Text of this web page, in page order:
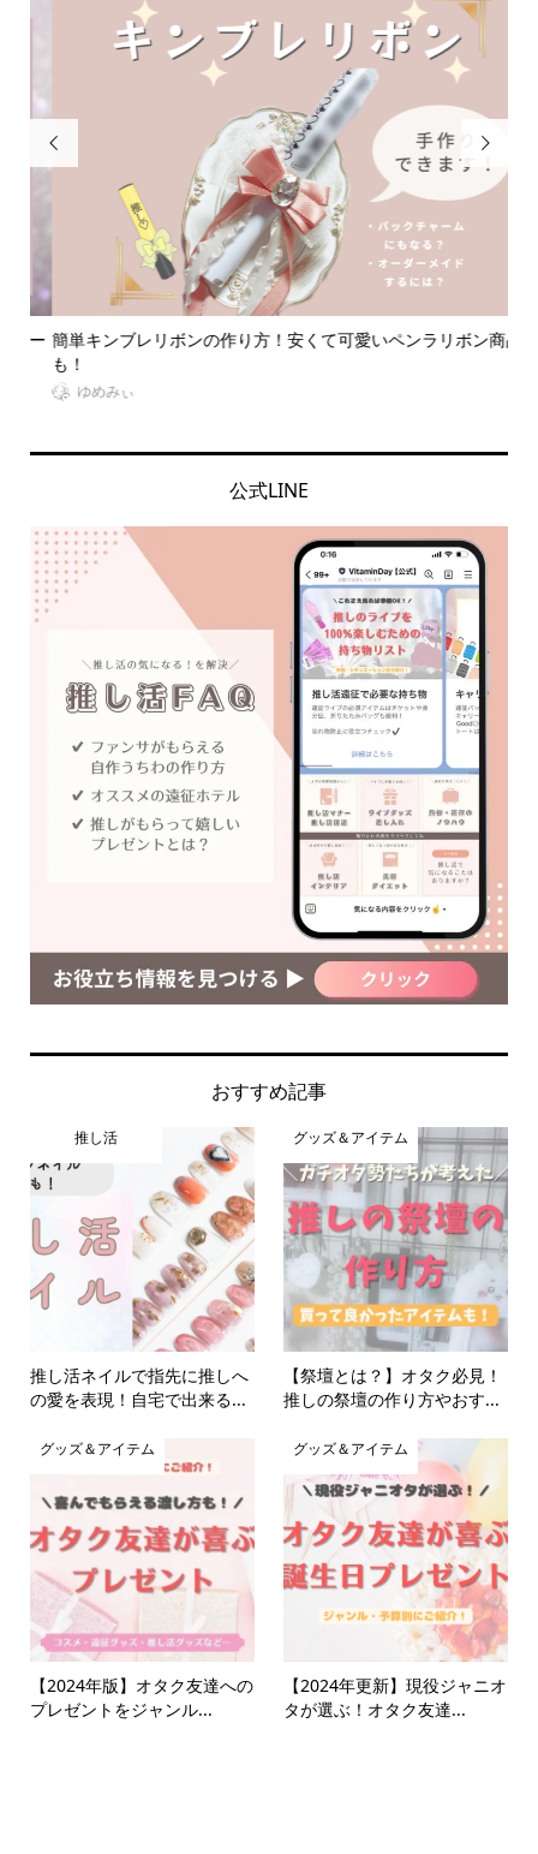

簡単キンブレリボンの作り方！安くて可愛いペンラリボン商品
も！
ゆめみぃ

公式LINE
おすすめ記事
推し活
推し活ネイルで指先に推しへ
の愛を表現！自宅で出来る...
グッズ＆アイテム
【祭壇とは？】オタク必見！
推しの祭壇の作り方やおす...
グッズ＆アイテム
【2024年版】オタク友達への
プレゼントをジャンル...
グッズ＆アイテム
【2024年更新】現役ジャニオ
タが選ぶ！オタク友達...